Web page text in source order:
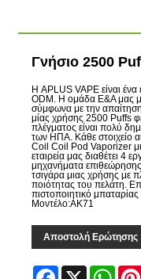
Γνήσιο 2500
Η APLUS VAPE είναι
ODM. Η ομάδα Ε&Α μας
σύμφωνα με την απαίτηση
μίας χρήσης 2500 Puffs
πλέγματος είναι πολύ
των ΗΠΑ. Κάθε στοιχείο
Coil Coil Pod Vaporizer
εταιρεία μας διαθέτει 4
μηχανήματα επιθεώρησης
τσιγάρα μιας χρήσης με
ποιότητας του πελάτη.
πιστοποιητικό
Μοντέλο:ΑΚ71
Αποστολή Ερώτησης
Facebook